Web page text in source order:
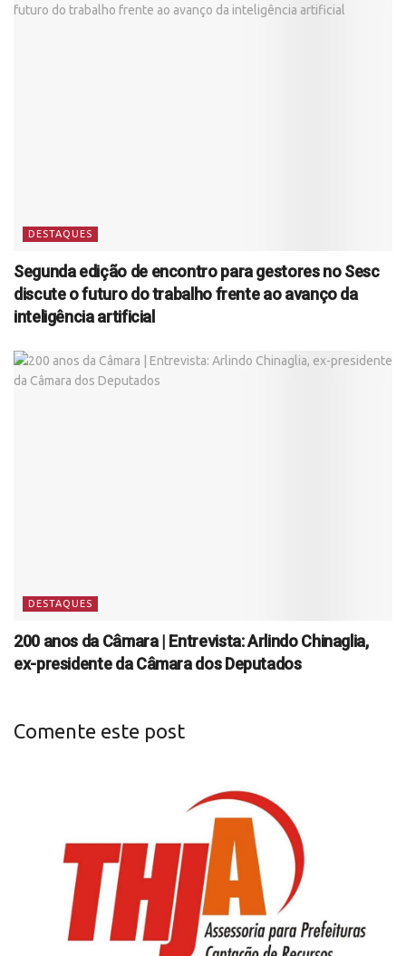
DESTAQUES
Segunda edição de encontro para gestores no Sesc
discute o futuro do trabalho frente ao avanço da
inteligência artificial
DESTAQUES
200 anos da Câmara | Entrevista: Arlindo Chinaglia,
ex-presidente da Câmara dos Deputados
Comente este post